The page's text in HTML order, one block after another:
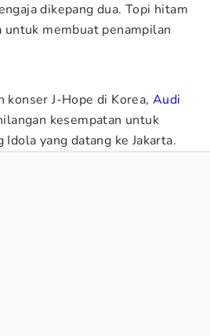
dikepang dua. Topi hitam
untuk membuat penampilan
J-Hope di Korea, Audi
kesempatan untuk
yang datang ke Jakarta.